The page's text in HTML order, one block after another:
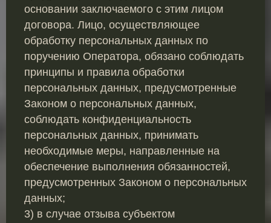
основании заключаемого с этим лицом
договора. Лицо, осуществляющее
обработку персональных данных по
поручению Оператора, обязано соблюдать
принципы и правила обработки
персональных данных, предусмотренные
Законом о персональных данных,
соблюдать конфиденциальность
персональных данных, принимать
необходимые меры, направленные на
обеспечение выполнения обязанностей,
предусмотренных Законом о персональных
данных;
3) в случае отзыва субъектом